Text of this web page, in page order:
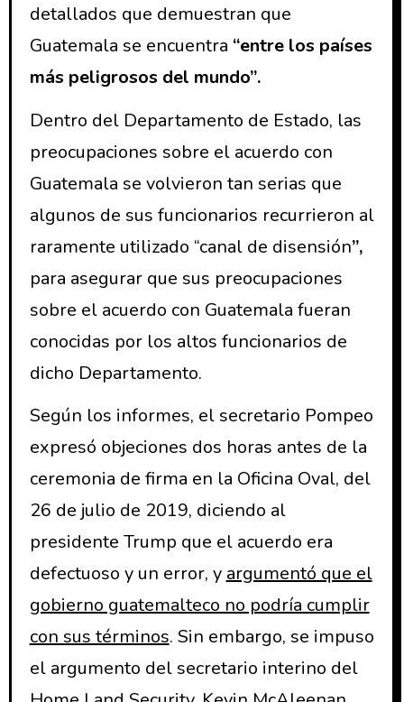
detallados que demuestran que
Guatemala se encuentra “entre los países
más peligrosos del mundo”.
Dentro del Departamento de Estado, las
preocupaciones sobre el acuerdo con
Guatemala se volvieron tan serias que
algunos de sus funcionarios recurrieron al
raramente utilizado “canal de disensión”,
para asegurar que sus preocupaciones
sobre el acuerdo con Guatemala fueran
conocidas por los altos funcionarios de
dicho Departamento.
Según los informes, el secretario Pompeo
expresó objeciones dos horas antes de la
ceremonia de firma en la Oficina Oval, del
26 de julio de 2019, diciendo al
presidente Trump que el acuerdo era
defectuoso y un error, y argumentó que el
gobierno guatemalteco no podría cumplir
con sus términos. Sin embargo, se impuso
el argumento del secretario interino del